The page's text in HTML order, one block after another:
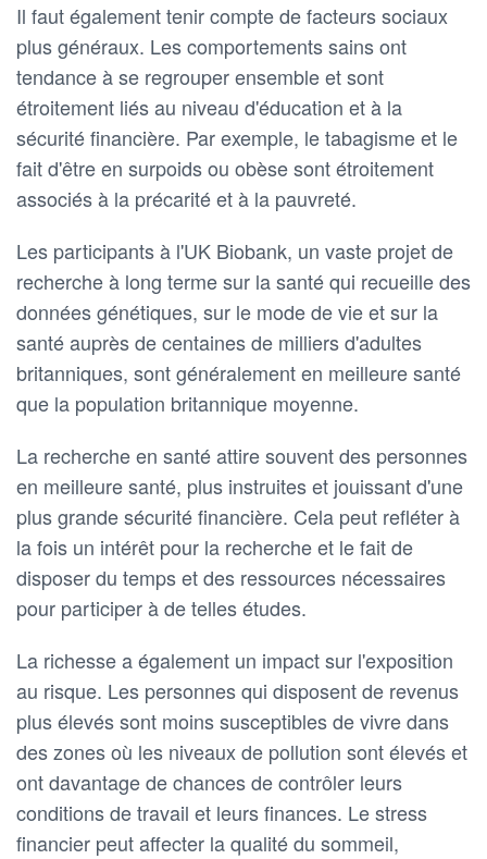
Il faut également tenir compte de facteurs sociaux
plus généraux. Les comportements sains ont
tendance à se regrouper ensemble et sont
étroitement liés au niveau d'éducation et à la
sécurité financière. Par exemple, le tabagisme et le
fait d'être en surpoids ou obèse sont étroitement
associés à la précarité et à la pauvreté.
Les participants à l'UK Biobank, un vaste projet de
recherche à long terme sur la santé qui recueille des
données génétiques, sur le mode de vie et sur la
santé auprès de centaines de milliers d'adultes
britanniques, sont généralement en meilleure santé
que la population britannique moyenne.
La recherche en santé attire souvent des personnes
en meilleure santé, plus instruites et jouissant d'une
plus grande sécurité financière. Cela peut refléter à
la fois un intérêt pour la recherche et le fait de
disposer du temps et des ressources nécessaires
pour participer à de telles études.
La richesse a également un impact sur l'exposition
au risque. Les personnes qui disposent de revenus
plus élevés sont moins susceptibles de vivre dans
des zones où les niveaux de pollution sont élevés et
ont davantage de chances de contrôler leurs
conditions de travail et leurs finances. Le stress
financier peut affecter la qualité du sommeil,